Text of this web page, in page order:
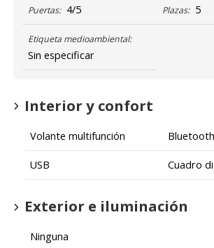
Puertas: 4/5 Plazas: 5
Etiqueta medioambiental:
Sin especificar
Interior y confort
Volante multifunción Bluetooth
USB Cuadro
Exterior e iluminación
Ninguna